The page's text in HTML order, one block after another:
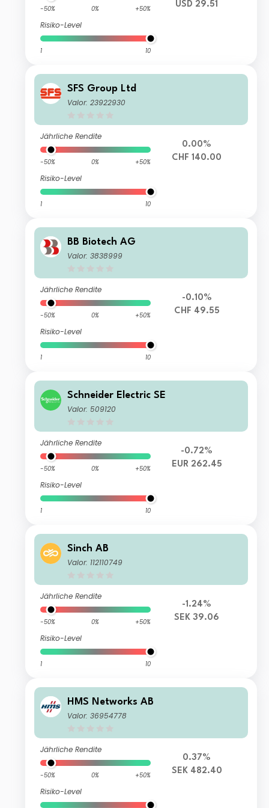
-50% 0% +50%
Risiko-Level
1 10
USD 29.51
SFS Group Ltd
Valor: 23922930
Jährliche Rendite
-50% 0% +50%
Risiko-Level
1 10
0.00%
CHF 140.00
BB Biotech AG
Valor: 3838999
Jährliche Rendite
-50% 0% +50%
Risiko-Level
1 10
-0.10%
CHF 49.55
Schneider Electric SE
Valor: 509120
Jährliche Rendite
-50% 0% +50%
Risiko-Level
1 10
-0.72%
EUR 262.45
Sinch AB
Valor: 112110749
Jährliche Rendite
-50% 0% +50%
Risiko-Level
1 10
-1.24%
SEK 39.06
HMS Networks AB
Valor: 36954778
Jährliche Rendite
-50% 0% +50%
Risiko-Level
0.37%
SEK 482.40